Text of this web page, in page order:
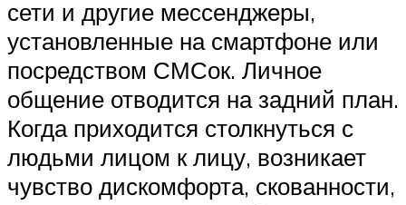
сети и другие мессенджеры,
установленные на смартфоне или
посредством СМСок. Личное
общение отводится на задний план.
Когда приходится столкнуться с
людьми лицом к лицу, возникает
чувство дискомфорта, скованности,